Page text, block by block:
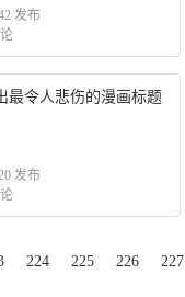
发布
最令人悲伤的漫画标题
发布
224 225 226 227